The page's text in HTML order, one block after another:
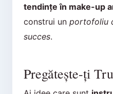
tendințe în make-up
construi un portofoliu
succes.
Pregătește-ți